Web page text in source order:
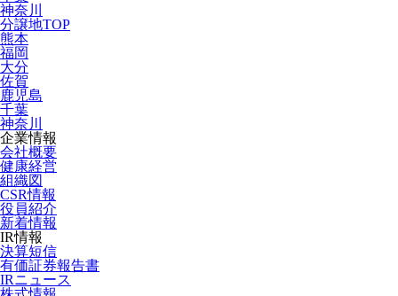
神奈川
分譲地TOP
熊本
福岡
大分
佐賀
鹿児島
千葉
神奈川
企業情報
会社概要
健康経営
組織図
CSR情報
役員紹介
新着情報
IR情報
決算短信
有価証券報告書
IRニュース